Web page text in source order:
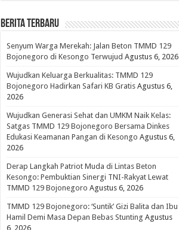
BERITA TERBARU
Senyum Warga Merekah: Jalan Beton TMMD 129
Bojonegoro di Kesongo Terwujud Agustus 6, 2026
Wujudkan Keluarga Berkualitas: TMMD 129
Bojonegoro Hadirkan Safari KB Gratis Agustus 6,
2026
Wujudkan Generasi Sehat dan UMKM Naik Kelas:
Satgas TMMD 129 Bojonegoro Bersama Dinkes
Edukasi Keamanan Pangan di Kesongo Agustus 6,
2026
Derap Langkah Patriot Muda di Lintas Beton
Kesongo: Pembuktian Sinergi TNI-Rakyat Lewat
TMMD 129 Bojonegoro Agustus 6, 2026
TMMD 129 Bojonegoro: ‘Suntik’ Gizi Balita dan Ibu
Hamil Demi Masa Depan Bebas Stunting Agustus
6, 2026